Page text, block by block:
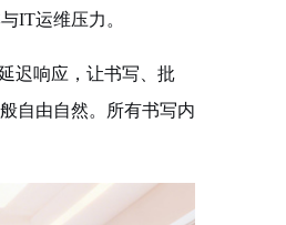
IT运维压力。
迟响应，让书写、批
自由自然。所有书写内